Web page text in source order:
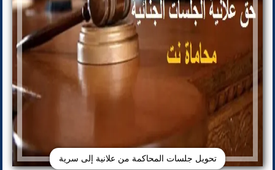
تحويل جلسات المحاكمة من علانية إلى سرية